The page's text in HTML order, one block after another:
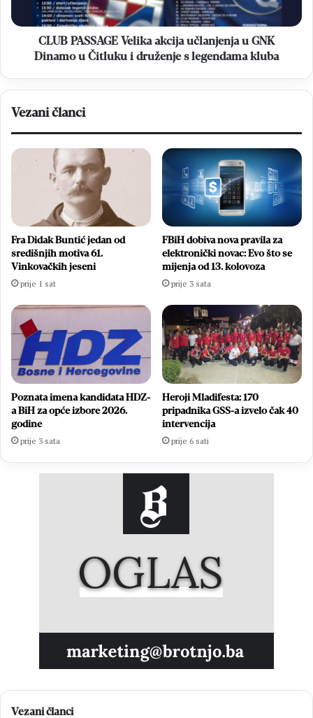
Dinamo
u
kluba
CLUB PASSAGE Velika akcija učlanjenja u GNK
Dinamo u Čitluku i druženje s legendama kluba
Vezani članci
Fra Didak Buntić jedan od
središnjih motiva 61.
Vinkovačkih jeseni
prije 1 sat
FBiH dobiva nova pravila za
elektronički novac: Evo što se
mijenja od 13. kolovoza
prije 3 sata
Poznata imena kandidata HDZ-
a BiH za opće izbore 2026.
godine
prije 3 sata
Heroji Mladifesta: 170
pripadnika GSS-a izvelo čak 40
intervencija
prije 6 sati
Vezani članci